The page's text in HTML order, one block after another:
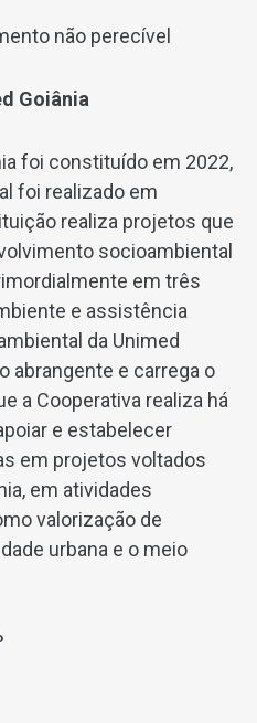
não perecível
Goiânia
foi constituído em 2022,
foi realizado em
realiza projetos que
socioambiental
em três
e assistência
da Unimed
abrangente e carrega o
a Cooperativa realiza há
e estabelecer
em projetos voltados
em atividades
valorização de
urbana e o meio